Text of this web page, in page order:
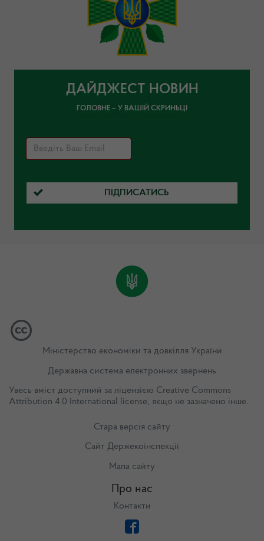
ДАЙДЖЕСТ НОВИН
ГОЛОВНЕ – У ВАШІЙ СКРИНЬЦІ
ПІДПИСАТИСЬ
Міністерство економіки та довкілля України
Державна система електронних звернень
Увесь вміст доступний за ліцензією Creative Commons
Attribution 4.0 International license, якщо не зазначено інше.
Стара версія сайту
Сайт Держекоінспекції
Мапа сайту
Про нас
Контакти